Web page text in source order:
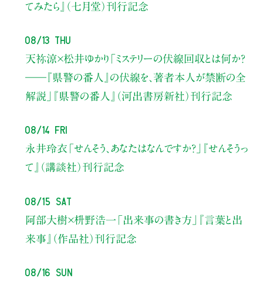
てみたら』（七月堂）刊行記念
08/13 Thu
天祢涼×松井ゆかり 「ミステリーの伏線回収とは何か？
――『県警の番人』の伏線を、著者本人が禁断の全
解説」
『県警の番人』（河出書房新社）刊行記念
08/14 Fri
永井玲衣 「せんそう、あなたはなんですか？」
『せんそうっ
て』（講談社）刊行記念
08/15 Sat
阿部大樹×枡野浩一 「出来事の書き方」
『言葉と出
来事』（作品社）刊行記念
08/16 Sun